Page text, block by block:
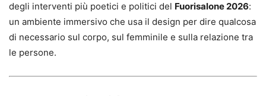
degli interventi più poetici e politici del Fuorisalone 2026:
un ambiente immersivo che usa il design per dire qualcosa
di necessario sul corpo, sul femminile e sulla relazione tra
le persone.